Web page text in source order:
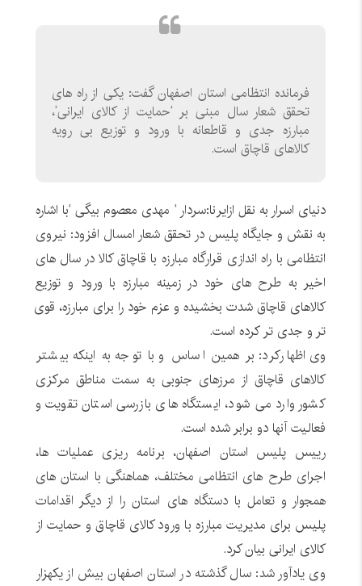
فرمانده انتظامی استان اصفهان گفت: یکی از راه های
تحقق شعار سال مبنی بر ‘حمایت از کالای ایرانی’،
مبارزه جدی و قاطعانه با ورود و توزیع بی رویه
کالاهای قاچاق است.
دنیای اسرار به نقل ازایرنا:سردار ‘ مهدی معصوم بیگی ‘با اشاره
به نقش و جایگاه پلیس در تحقق شعار امسال افزود: نیروی
انتظامی با راه اندازی قرارگاه مبارزه با قاچاق کالا در سال های
اخیر به طرح های خود در زمینه مبارزه با ورود و توزیع
کالاهای قاچاق شدت بخشیده و عزم خود را برای مبارزه، قوی
تر و جدی تر کرده است.
وی اظهارکرد: بر همین اساس و با توجه به اینکه بیشتر
کالاهای قاچاق از مرزهای جنوبی به سمت مناطق مرکزی
کشور وارد می شود، ایستگاه های بازرسی استان تقویت و
فعالیت آنها دو برابر شده است.
رییس پلیس استان اصفهان، برنامه ریزی عملیات ها،
اجرای طرح های انتظامی مختلف، هماهنگی با استان های
همجوار و تعامل با دستگاه های استان را از دیگر اقدامات
پلیس برای مدیریت مبارزه با ورود کالای قاچاق و حمایت از
کالای ایرانی بیان کرد.
وی یادآور شد: سال گذشته در استان اصفهان بیش از یکهزار